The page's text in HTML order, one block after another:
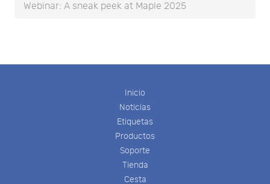
Webinar: A sneak peek at Maple 2025
Inicio
Noticias
Etiquetas
Productos
Soporte
Tienda
Cesta